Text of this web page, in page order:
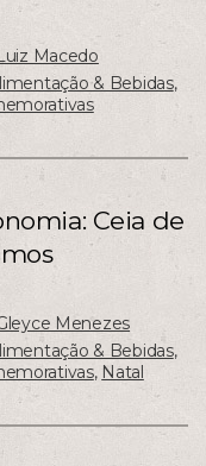
Macedo
& Bebidas,
Ceia de
Menezes
& Bebidas,
, Natal